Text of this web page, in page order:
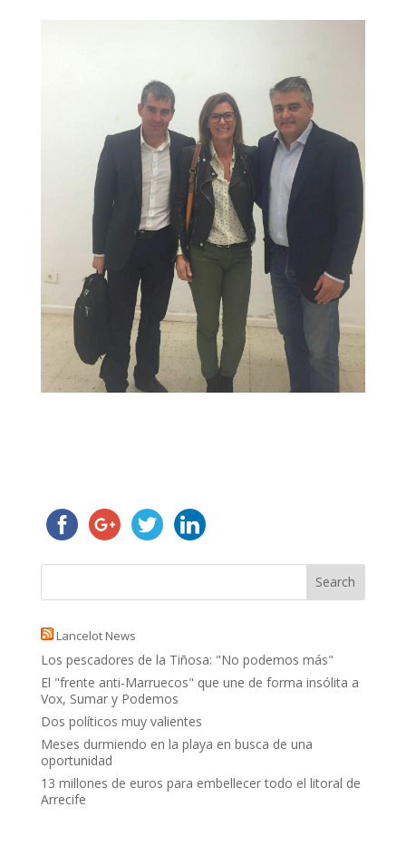
Lancelot News
Los pescadores de la Tiñosa: "No podemos más"
El "frente anti-Marruecos" que une de forma insólita a
Vox, Sumar y Podemos
Dos políticos muy valientes
Meses durmiendo en la playa en busca de una
oportunidad
13 millones de euros para embellecer todo el litoral de
Arrecife